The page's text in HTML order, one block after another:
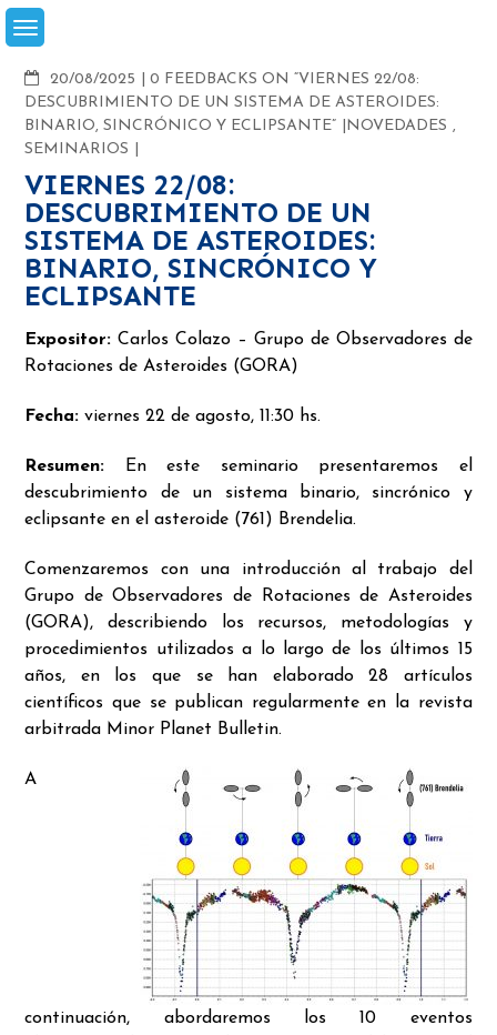
Skip
to
20/08/2025
COMMENTS
0 FEEDBACKS ON “VIERNES 22/08:
DESCUBRIMIENTO DE UN SISTEMA DE ASTEROIDES:
BINARIO, SINCRÓNICO Y ECLIPSANTE”
NOVEDADES ,
SEMINARIOS
VIERNES 22/08:
DESCUBRIMIENTO DE UN
SISTEMA DE ASTEROIDES:
BINARIO, SINCRÓNICO Y
ECLIPSANTE
Expositor: Carlos Colazo – Grupo de Observadores de
Rotaciones de Asteroides (GORA)
Fecha: viernes 22 de agosto, 11:30 hs.
Resumen: En este seminario presentaremos el
descubrimiento de un sistema binario, sincrónico y
eclipsante en el asteroide (761) Brendelia.
Comenzaremos con una introducción al trabajo del
Grupo de Observadores de Rotaciones de Asteroides
(GORA), describiendo los recursos, metodologías y
procedimientos utilizados a lo largo de los últimos 15
años, en los que se han elaborado 28 artículos
científicos que se publican regularmente en la revista
arbitrada Minor Planet Bulletin.
A
continuación, abordaremos los 10 eventos